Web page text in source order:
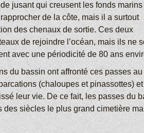
jusant qui creusent les fonds marins
de la côte, mais il a surtout
des chenaux de sortie. Ces deux
de rejoindre l’océan, mais ils ne
avec une périodicité de 80 ans
du bassin ont affronté ces passes au
(chaloupes et pinassottes)
leur vie. De ce fait, les passes du
des siècles le plus grand cimetière